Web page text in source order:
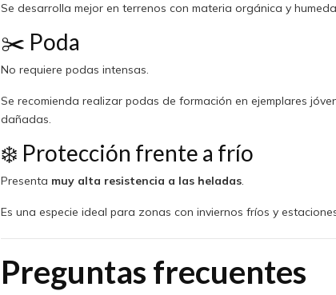
Se desarrolla mejor en terrenos con materia orgánica y
✂️ Poda
No requiere podas intensas.
Se recomienda realizar podas de formación en ejemplares
dañadas.
❄️ Protección frente a frío
Presenta muy alta resistencia a las heladas.
Es una especie ideal para zonas con inviernos fríos y
Preguntas frecuentes